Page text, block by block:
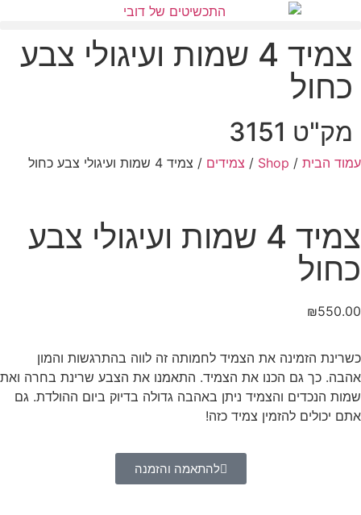
צמיד 4 שמות ועיגולי צבע
כחול
מק"ט 3151
עמוד הבית /
Shop
/ צמידים / צמיד 4 שמות ועיגולי צבע כחול
צמיד 4 שמות ועיגולי צבע
כחול
₪550.00
כשרינת הזמינה את הצמיד לחמותה זה לווה בהתרגשות והמון
אהבה. כך גם הכנו את הצמיד. התאמנו את הצבע שרינת בחרה ואת
שמות הנכדים והצמיד ניתן באהבה גדולה בדיוק ביום ההולדת. גם
אתם יכולים להזמין צמיד כזה!
להתאמה והזמנה